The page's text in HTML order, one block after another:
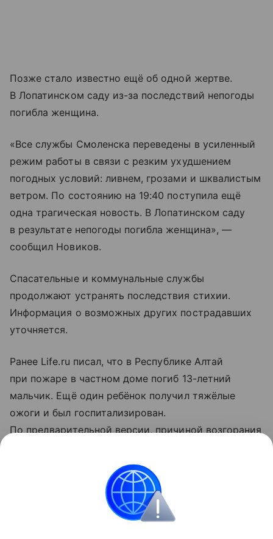
Позже стало известно ещё об одной жертве.
В Лопатинском саду из-за последствий непогоды
погибла женщина.
«Все службы Смоленска переведены в усиленный
режим работы в связи с резким ухудшением
погодных условий: ливнем, грозами и шквалистым
ветром. По состоянию на 19:40 поступила ещё
одна трагическая новость. В Лопатинском саду
в результате непогоды погибла женщина», —
сообщил Новиков.
Спасательные и коммунальные службы
продолжают устранять последствия стихии.
Информация о возможных других пострадавших
уточняется.
Ранее Life.ru писал, что в Республике Алтай
при пожаре в частном доме погиб 13-летний
мальчик. Ещё один ребёнок получил тяжёлые
ожоги и был госпитализирован.
По предварительной версии, причиной возгорания
Больше новостей о ЧП, авариях и чрезвычайных
ситуациях — читайте в разделе «Происшествия»